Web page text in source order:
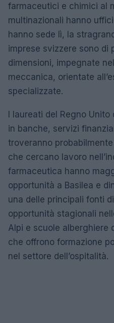
farmaceutici e chimici al
multinazionali hanno
hanno sede lì, la
imprese svizzere sono di
dimensioni, impegnate
meccanica, orientate
specializzate.
I laureati del Regno
in banche, servizi
troveranno
che cercano lavoro
farmaceutica hanno
opportunità a Basilea e
una delle principali fonti
opportunità stagionali
Alpi e scuole alberghiere
che offrono formazione
nel settore dell’ospitalità.